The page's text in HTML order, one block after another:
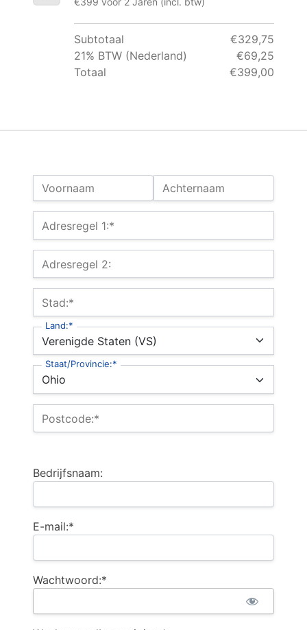
Naam:
Voornaam Achternaam
Factuuradres
Adresregel 1:*
Adresregel 2:
Stad:*
Land:*
Staat/Provincie:*
Postcode:*
Bedrijfsnaam:
E-mail:*
Wachtwoord:*
Subtotaal
€329,75
21% BTW (Nederland)
€69,25
Totaal
€399,00